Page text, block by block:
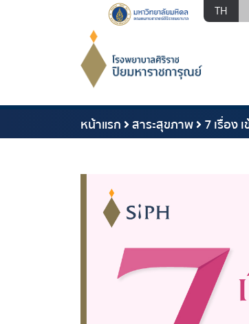
TH
หน้าแรก สาระสุขภาพ 7 เรื่อง